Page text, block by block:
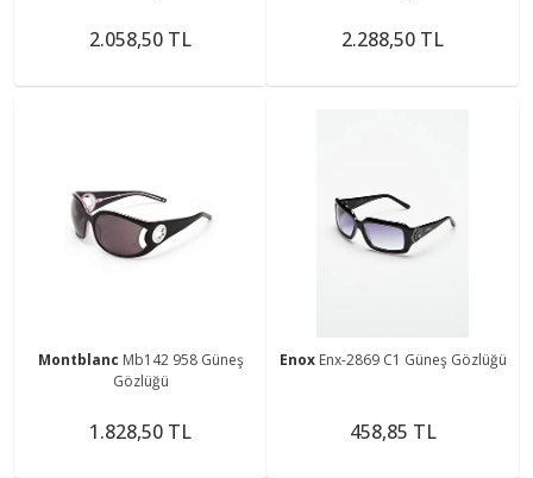
2.058,50 TL 2.288,50 TL
Montblanc Mb142 958 Güneş
Gözlüğü
1.828,50 TL
Enox Enx-2869 C1 Güneş Gözlüğü
458,85 TL